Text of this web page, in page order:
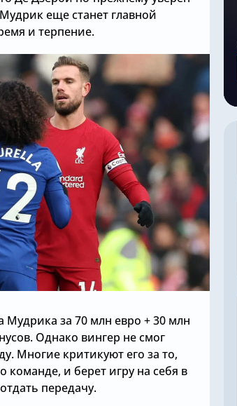
еще станет главной
и терпение.
за 70 млн евро + 30 млн
Однако вингер не смог
Многие критикуют его за то,
команде, и берет игру на себя в
передачу.